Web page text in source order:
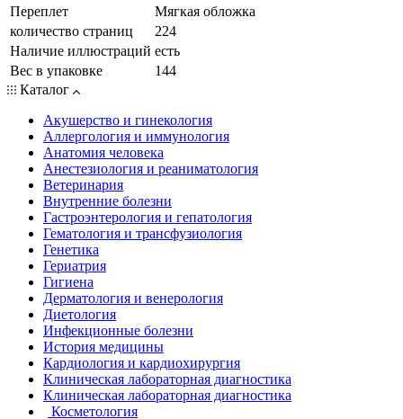
Переплет
Мягкая обложка
количество страниц
224
Наличие иллюстраций есть
Вес в упаковке
144
Каталог
Акушерство и гинекология
Аллергология и иммунология
Анатомия человека
Анестезиология и реаниматология
Ветеринария
Внутренние болезни
Гастроэнтерология и гепатология
Гематология и трансфузиология
Генетика
Гериатрия
Гигиена
Дерматология и венерология
Диетология
Инфекционные болезни
История медицины
Кардиология и кардиохирургия
Клиническая лабораторная диагностика
Клиническая лабораторная диагностика
Косметология